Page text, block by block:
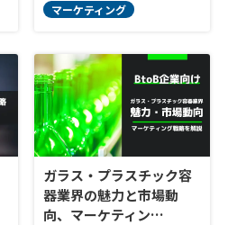
マーケティング
ガラス・プラスチック容
器業界の魅力と市場動
向、マーケティン…